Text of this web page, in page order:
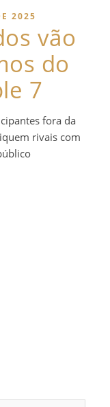
2025
vão
do
7
fora da
rivais com